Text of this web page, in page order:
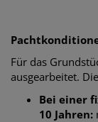
Für das
ausgearbeitet.
Bei einer
10 Jahren: